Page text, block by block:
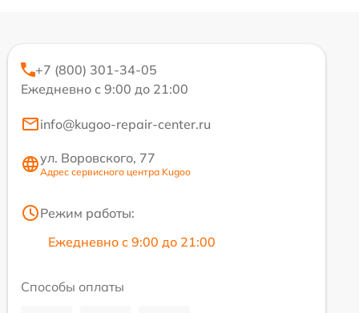
+7 (800) 301-34-05
Ежедневно с 9:00 до 21:00
info@kugoo-repair-center.ru
ул. Воровского, 77
Адрес сервисного центра Kugoo
Режим работы:
Ежедневно с 9:00 до 21:00
Способы оплаты